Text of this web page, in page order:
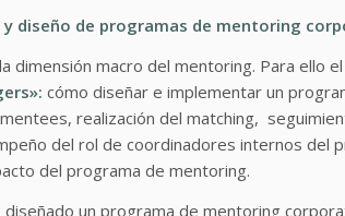
diseño de programas de mentoring
dimensión macro del mentoring. Para ello
cómo diseñar e implementar un
realización del matching,
del rol de coordinadores internos del
del programa de mentoring.
un programa de mentoring